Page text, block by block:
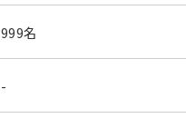
999名
-
English. Click the link
automatic translation) to